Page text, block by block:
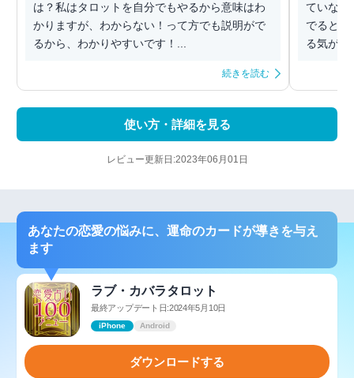
は？私はタロットを自分でもやるから意味はわ
かりますが、わからない！って方でも説明がで
るから、わかりやすいです！...
続きを読む
ていない
でるとき
る気がし
使い方・詳細を見る
レビュー更新日:2023年06月01日
あなたの恋愛の悩みに、運命のカードが導きを与え
ます
ラブ・カバラタロット
最終アップデート日:2024年5月10日
iPhone Android
ダウンロードする